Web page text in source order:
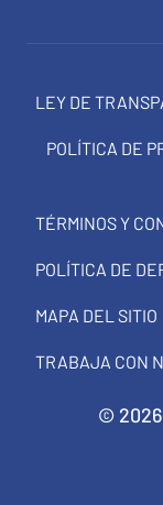
LEY DE
POLÍTICA DE
TÉRMINOS Y
POLÍTICA DE
MAPA DEL SITIO
TRABAJA CON
© 2026